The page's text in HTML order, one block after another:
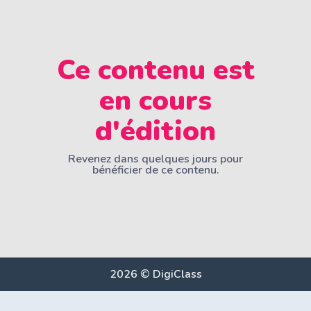
Ce contenu est
en cours
d'édition
Revenez dans quelques jours pour
bénéficier de ce contenu.
2026 © DigiClass